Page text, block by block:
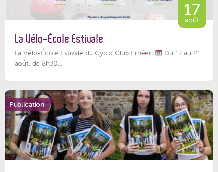
17
août
La Vélo-École Estivale
La Vélo-École Estivale du Cyclo Club Ernéen
Du 17 au 21
août, de 8h30...
Publication